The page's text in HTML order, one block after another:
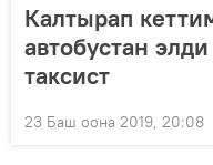
Калтырап
автобустан
таксист
23 Баш оона 2019, 20:08